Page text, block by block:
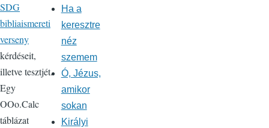
SDG
bibliaismereti
verseny
kérdéseit,
illetve tesztjét.
Egy
OOo.Calc
táblázat
Ha a
keresztre
néz
szemem
Ó, Jézus,
amikor
sokan
Királyi